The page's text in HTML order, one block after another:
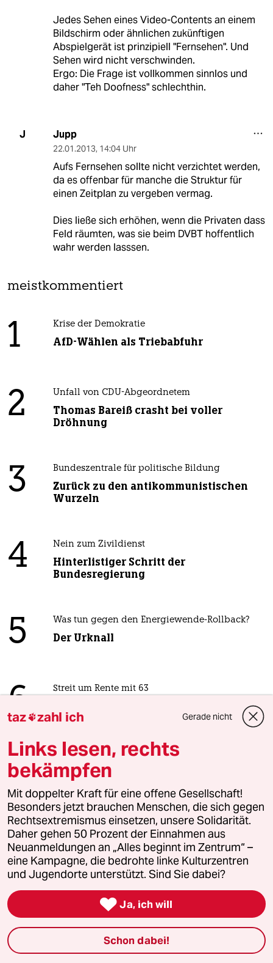
Jedes Sehen eines Video-Contents an einem
Bildschirm oder ähnlichen zukünftigen
Abspielgerät ist prinzipiell "Fernsehen". Und
Sehen wird nicht verschwinden.
Ergo: Die Frage ist vollkommen sinnlos und
daher "Teh Doofness" schlechthin.
J Jupp
22.01.2013, 14:04 Uhr
Aufs Fernsehen sollte nicht verzichtet werden,
da es offenbar für manche die Struktur für
einen Zeitplan zu vergeben vermag.
Dies ließe sich erhöhen, wenn die Privaten dass
Feld räumten, was sie beim DVBT hoffentlich
wahr werden lasssen.
meistkommentiert
1 Krise der Demokratie
AfD-Wählen als Triebabfuhr
2 Unfall von CDU-Abgeordnetem
Thomas Bareiß crasht bei voller
Dröhnung
3 Bundeszentrale für politische Bildung
Zurück zu den antikommunistischen
Wurzeln
4 Nein zum Zivildienst
Hinterlistiger Schritt der
Bundesregierung
5 Was tun gegen den Energiewende-Rollback?
Der Urknall
6 Streit um Rente mit 63
taz
Folgen Sie uns
Ressorts
Öko
Gesellschaft
taz zahl ich Gerade nicht
Links lesen, rechts
bekämpfen
Mit doppelter Kraft für eine offene Gesellschaft!
Besonders jetzt brauchen Menschen, die sich gegen
Rechtsextremismus einsetzen, unsere Solidarität.
Daher gehen 50 Prozent der Einnahmen aus
Neuanmeldungen an „Alles beginnt im Zentrum“ –
eine Kampagne, die bedrohte linke Kulturzentren
und Jugendorte unterstützt. Sind Sie dabei?
 Ja, ich will
Schon dabei!